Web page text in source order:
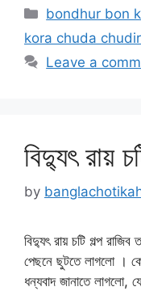
Categories
bondhur bon
kora chuda
Leave a
বিদ্যুৎ রায়
by
বিদ্যুৎ রায় চটি গল্প
পেছনে ছুটতে লাগলো ।
ধন্যবাদ জানাতে লাগলো,